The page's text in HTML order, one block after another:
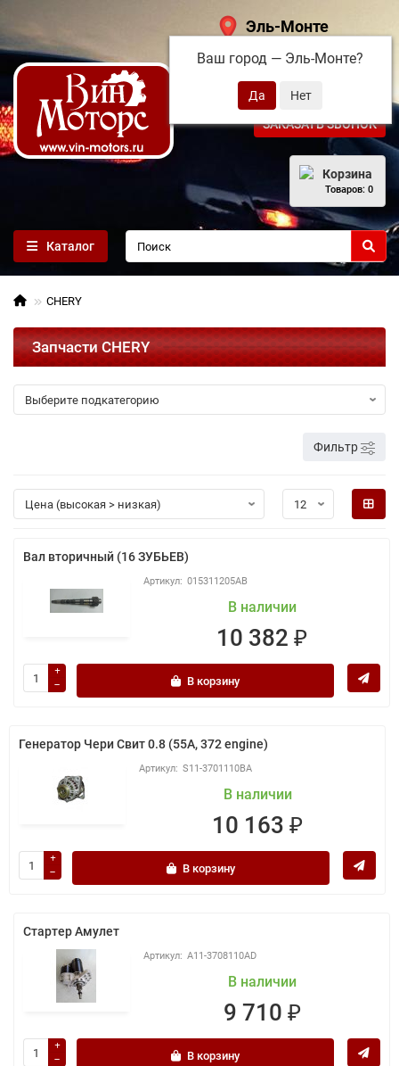
Эль-Монте
Ваш город — Эль-Монте?
+7 (495) 108-68-71
ЗАКАЗАТЬ ЗВОНОК
Корзина
Товаров: 0
Каталог
CHERY
Запчасти CHERY
Фильтр
Вал вторичный (16 ЗУБЬЕВ)
015311205AB
В наличии
10 382 ₽
В корзину
Генератор Чери Свит 0.8 (55A, 372 engine)
S11-3701110BA
В наличии
10 163 ₽
В корзину
Стартер Амулет
A11-3708110AD
В наличии
9 710 ₽
В корзину